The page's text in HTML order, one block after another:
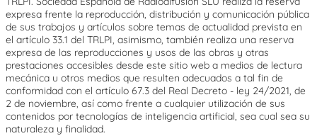
expresa frente la reproducción, distribución y comunicación pública
de sus trabajos y artículos sobre temas de actualidad prevista en
el artículo 33.1 del TRLPI, asimismo, también realiza una reserva
expresa de las reproducciones y usos de las obras y otras
prestaciones accesibles desde este sitio web a medios de lectura
mecánica u otros medios que resulten adecuados a tal fin de
conformidad con el artículo 67.3 del Real Decreto - ley 24/2021, de
2 de noviembre, así como frente a cualquier utilización de sus
contenidos por tecnologías de inteligencia artificial, sea cual sea su
naturaleza y finalidad.